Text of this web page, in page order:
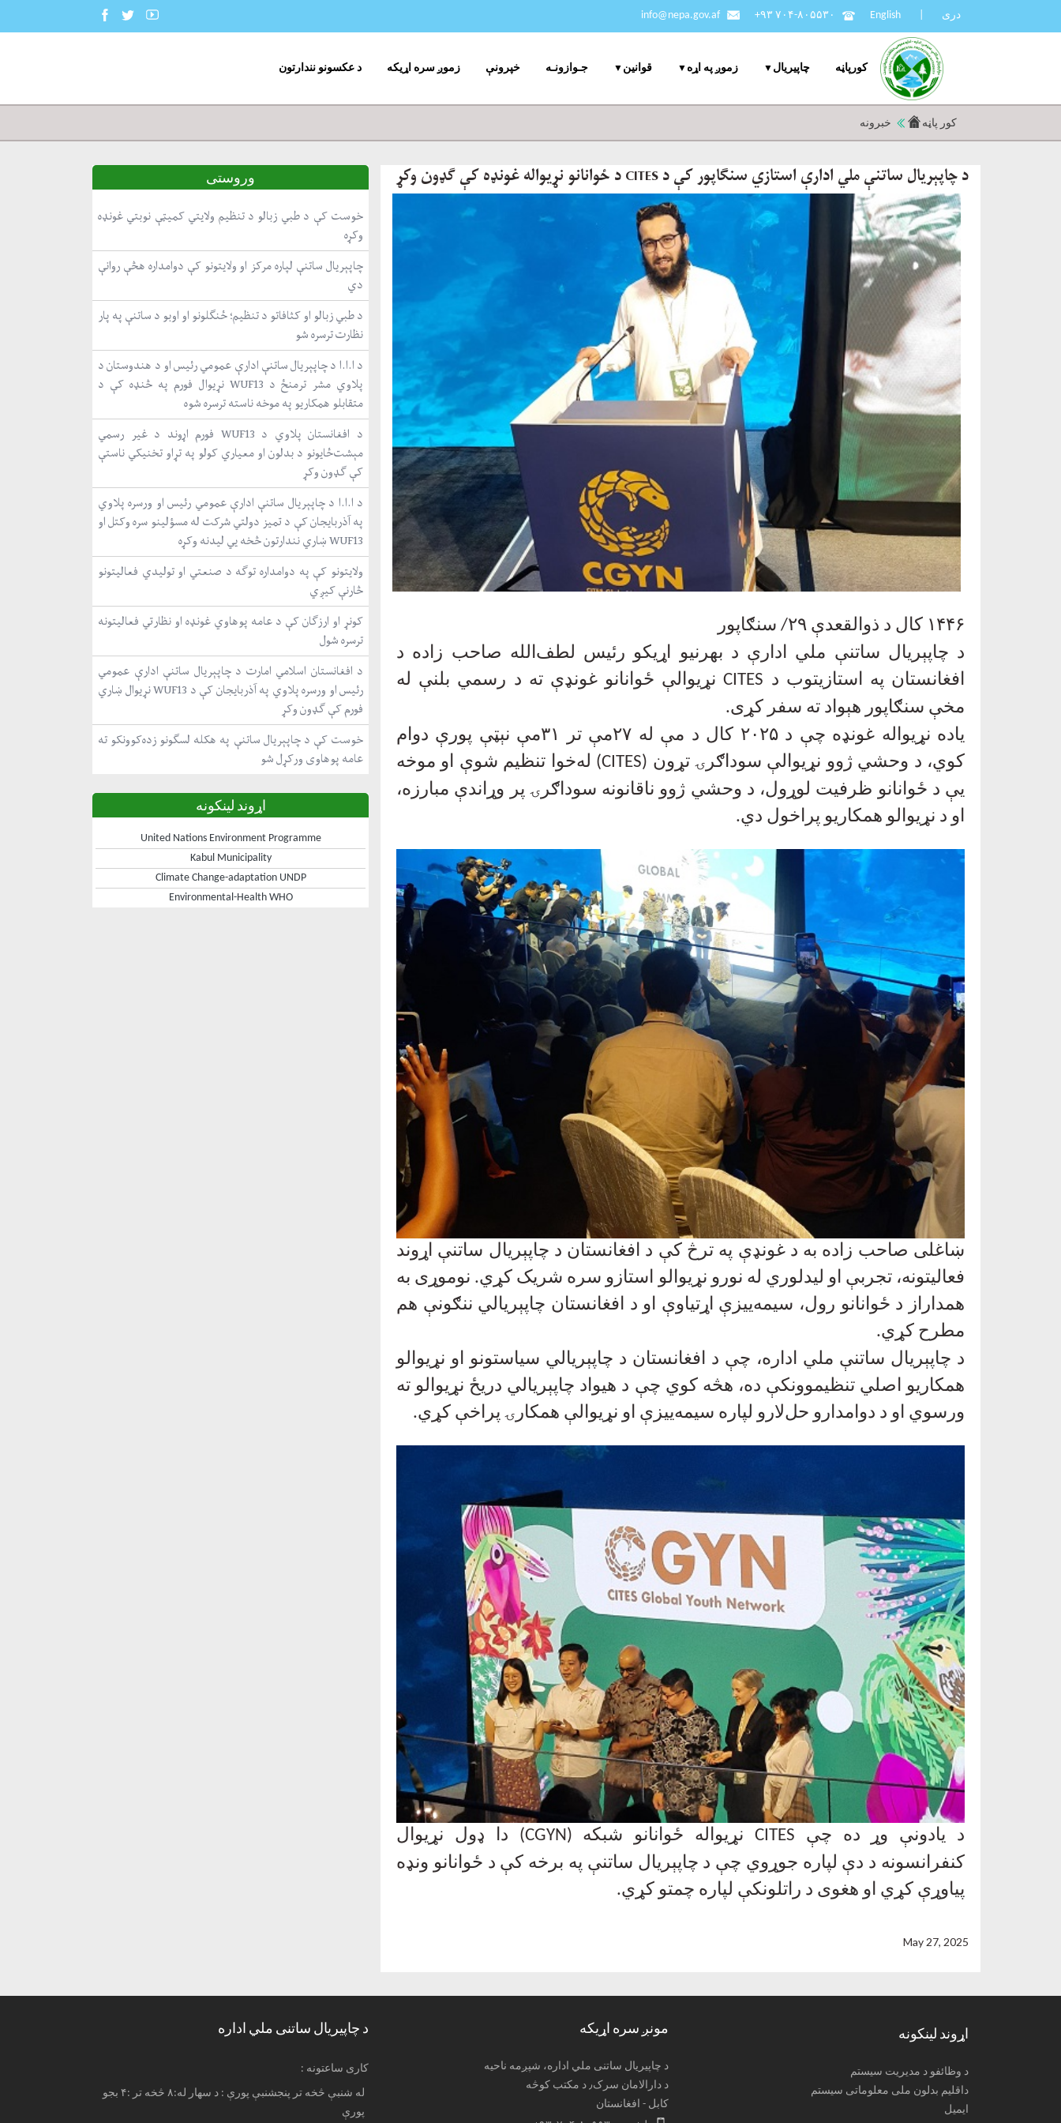
info@nepa.gov.af +۹۳ ۷۰۴-۸۰۵۵۳۰ English دری
د عکسونو نندارتون زموږ سره اړیکه خپرونې جـوازونـه قوانین زموږ په اړه چاپيریال کورپاڼه
خبرونه کور پاڼه
وروستی
خوست کې د طبي زبالو د تنظیم ولایتي کمیټې نوبتي غونډه
وکړه
چاپېریال ساتنې لپاره مرکز او ولایتونو کې دوامداره هڅې روانې
دي
د طبي زبالو او کثافاتو د تنظیم؛ ځنګلونو او اوبو د ساتنې په پار
نظارت ترسره شو
د ا.ا.ا د چاپېریال ساتنې ادارې عمومي رئیس او د هندوستان د
پلاوي مشر ترمنځ د WUF13 نړیوال فورم په څنډه کې د
متقابلو همکاریو په موخه ناسته ترسره شوه
د افغانستان پلاوي د WUF13 فورم اړوند د غیر رسمي
مېشت‌ځایونو د بدلون او معیاري کولو په تړاو تخنیکي ناستې
کې ګډون وکړ
د ا.ا.ا د چاپېریال ساتنې ادارې عمومي رئیس او ورسره پلاوي
په آذربایجان کې د تمیز دولتي شرکت له مسؤلینو سره وکتل او
WUF13 ښاري نندارتون څخه یي لیدنه وکړه
ولایتونو کې په دوامداره توګه د صنعتي او تولیدي فعالیتونو
څارنې کیږي
کونړ او ارزګان کې د عامه پوهاوي غونډه او نظارتي فعالیتونه
ترسره شول
د افغانستان اسلامي امارت د چاپېریال ساتنې ادارې عمومي
رئیس او ورسره پلاوي په آذربایجان کې د WUF13 نړیوال ښاري
فورم کې ګډون وکړ
خوست کې د چاپېریال ساتنې په هکله لسګونو زده‌کوونکو ته
عامه پوهاوی ورکړل شو
اړوند لینکونه
United Nations Environment Programme
Kabul Municipality
Climate Change-adaptation UNDP
Environmental-Health WHO
د چاپېریال ساتنې ملي ادارې استازي سنګاپور کې د CITES د ځوانانو نړیواله غونډه کې ګډون وکړ
۱۴۴۶ کال د ذوالقعدې ۲۹/ سنګاپور
د چاپېریال ساتنې ملي ادارې د بهرنیو اړیکو رئیس لطف‌الله صاحب زاده د
افغانستان په استازیتوب د CITES نړیوالې ځوانانو غونډې ته د رسمي بلنې له
مخې سنګاپور هېواد ته سفر کړی.
یاده نړیواله غونډه چې د۲۰۲۵ کال د مې له ۲۷مې تر ۳۱مې نېټې پورې دوام
کوي، د وحشي ژوو نړیوالې سوداګرۍ تړون (CITES) له‌خوا تنظیم شوې او موخه
یې د ځوانانو ظرفیت لوړول، د وحشي ژوو ناقانونه سوداګرۍ پر وړاندې مبارزه،
او د نړیوالو همکاریو پراخول دي.
ښاغلی صاحب زاده به د غونډې په ترڅ کې د افغانستان د چاپېریال ساتنې اړوند
فعالیتونه، تجربې او لیدلوري له نورو نړیوالو استازو سره شریک کړي. نوموړی به
همداراز د ځوانانو رول، سیمه‌ییزې اړتیاوې او د افغانستان چاپېریالي ننګونې هم
مطرح کړي.
د چاپېریال ساتنې ملي اداره، چې د افغانستان د چاپېریالي سیاستونو او نړیوالو
همکاریو اصلي تنظیموونکې ده، هڅه کوي چې د هیواد چاپېریالي دریځ نړیوالو ته
ورسوي او د دوامدارو حل‌لارو لپاره سیمه‌ییزې او نړیوالې همکارۍ پراخې کړي.
د یادونې وړ ده چې CITES نړیواله ځوانانو شبکه (CGYN) دا ډول نړیوال
کنفرانسونه د دې لپاره جوړوي چې د چاپېریال ساتنې په برخه کې د ځوانانو ونډه
پیاوړې کړي او هغوی د راتلونکې لپاره چمتو کړي.
May 27, 2025
د چاپیریال ساتنی ملي اداره
: کاری ساعتونه
له شنبې څخه تر پنجشنبې پورې : د سهار له:۸ څخه تر :۴ بجو
پورې
مونږ سره اړیکه
د چاپیریال ساتنی ملي اداره، شپږمه ناحیه
د دارالامان سرک٫ د مکتب کوڅه
کابل - افغانستان
اړوند لینکونه
د وظائفو د مدیریت سیستم
داقلیم بدلون ملی معلوماتی سیستم
ایمیل